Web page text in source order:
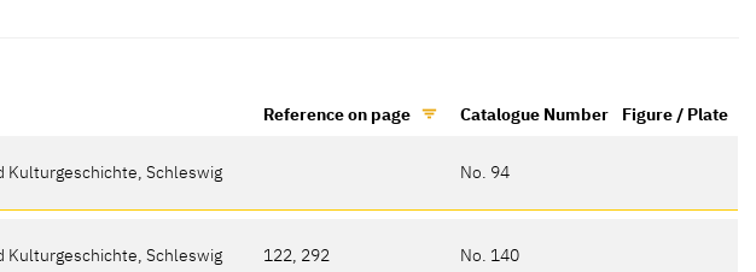
Reference on page Catalogue Number Figure / Plate
Kulturgeschichte, Schleswig No. 94
Kulturgeschichte, Schleswig 122, 292 No. 140